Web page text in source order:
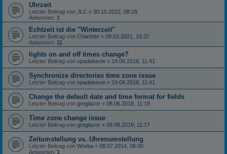
Uhrzeit
Letzter Beitrag von JLC « 30.10.2022, 08:29
Antworten: 1
Echtzeit ist die "Winterzeit"
Letzter Beitrag von Charlotte « 09.03.2021, 15:37
Antworten: 11
lights on and off times change?
Letzter Beitrag von spadekevin « 19.06.2018, 11:41
Synchronize directories time zone issue
Letzter Beitrag von spadekevin « 19.06.2018, 11:41
Change the default date and time format for fields
Letzter Beitrag von greglazor « 08.06.2018, 11:19
Time zone change issue
Letzter Beitrag von greglazor « 08.06.2018, 11:17
Zeitumstellung vs. Uhrenumstellung
Letzter Beitrag von Worba « 08.07.2014, 08:00
Antworten: 1